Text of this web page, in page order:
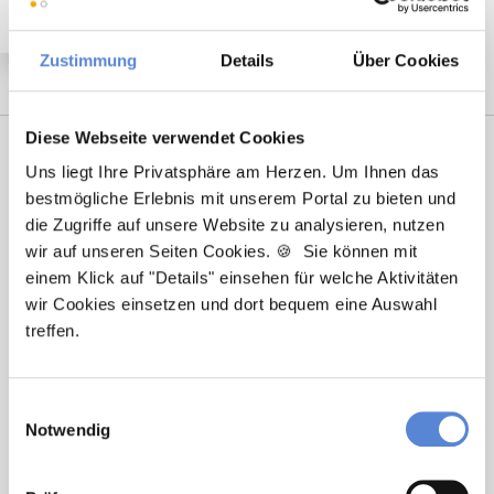
Zustimmung Details Über Cookies
Diese Webseite verwendet Cookies
Uns liegt Ihre Privatsphäre am Herzen. Um Ihnen das
bestmögliche Erlebnis mit unserem Portal zu bieten und
die Zugriffe auf unsere Website zu analysieren, nutzen
wir auf unseren Seiten Cookies. 🍪 Sie können mit
einem Klick auf "Details" einsehen für welche Aktivitäten
wir Cookies einsetzen und dort bequem eine Auswahl
treffen.
Notwendig
Tanja Bellon
Ansprechpartnerin
Sie möchten sich beruflich neu orientieren? Ich